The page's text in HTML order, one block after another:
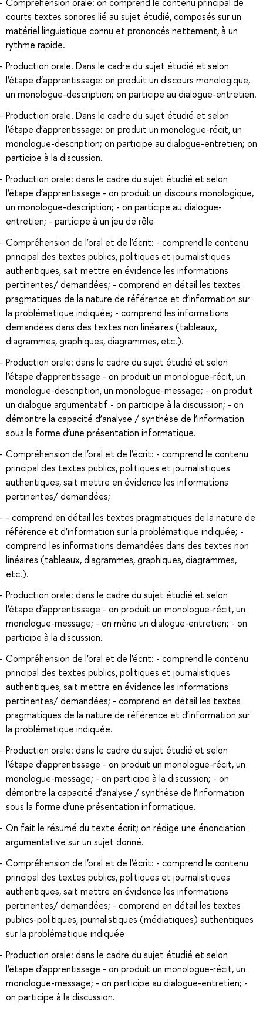
Compréhension orale: on comprend le contenu principal de
courts textes sonores lié au sujet étudié, composés sur un
matériel linguistique connu et prononcés nettement, à un
rythme rapide.
Production orale. Dans le cadre du sujet étudié et selon
l’étape d’apprentissage: on produit un discours monologique,
un monologue-description; on participe au dialogue-entretien.
Production orale. Dans le cadre du sujet étudié et selon
l’étape d’apprentissage: on produit un monologue-récit, un
monologue-description; on participe au dialogue-entretien; on
participe à la discussion.
Production orale: dans le cadre du sujet étudié et selon
l’étape d’apprentissage - on produit un discours monologique,
un monologue-description; - on participe au dialogue-
entretien; - participe à un jeu de rôle
Compréhension de l’oral et de l’écrit: - comprend le contenu
principal des textes publics, politiques et journalistiques
authentiques, sait mettre en évidence les informations
pertinentes/ demandées; - comprend en détail les textes
pragmatiques de la nature de référence et d’information sur
la problématique indiquée; - comprend les informations
demandées dans des textes non linéaires (tableaux,
diagrammes, graphiques, diagrammes, etc.).
Production orale: dans le cadre du sujet étudié et selon
l’étape d’apprentissage - on produit un monologue-récit, un
monologue-description, un monologue-message; - on produit
un dialogue argumentatif - on participe à la discussion; - on
démontre la capacité d’analyse / synthèse de l’information
sous la forme d’une présentation informatique.
Compréhension de l’oral et de l’écrit: - comprend le contenu
principal des textes publics, politiques et journalistiques
authentiques, sait mettre en évidence les informations
pertinentes/ demandées;
- comprend en détail les textes pragmatiques de la nature de
référence et d’information sur la problématique indiquée; -
comprend les informations demandées dans des textes non
linéaires (tableaux, diagrammes, graphiques, diagrammes,
etc.).
Production orale: dans le cadre du sujet étudié et selon
l’étape d’apprentissage - on produit un monologue-récit, un
monologue-message; - on mène un dialogue-entretien; - on
participe à la discussion.
Compréhension de l’oral et de l’écrit: - comprend le contenu
principal des textes publics, politiques et journalistiques
authentiques, sait mettre en évidence les informations
pertinentes/ demandées; - comprend en détail les textes
pragmatiques de la nature de référence et d’information sur
la problématique indiquée.
Production orale: dans le cadre du sujet étudié et selon
l’étape d’apprentissage - on produit un monologue-récit, un
monologue-message; - on participe à la discussion; - on
démontre la capacité d’analyse / synthèse de l’information
sous la forme d’une présentation informatique.
On fait le résumé du texte écrit; on rédige une énonciation
argumentative sur un sujet donné.
Compréhension de l’oral et de l’écrit: - comprend le contenu
principal des textes publics, politiques et journalistiques
authentiques, sait mettre en évidence les informations
pertinentes/ demandées; - comprend en détail les textes
publics-politiques, journalistiques (médiatiques) authentiques
sur la problématique indiquée
Production orale: dans le cadre du sujet étudié et selon
l’étape d’apprentissage - on produit un monologue-récit, un
monologue-message; - on participe au dialogue-entretien; -
on participe à la discussion.